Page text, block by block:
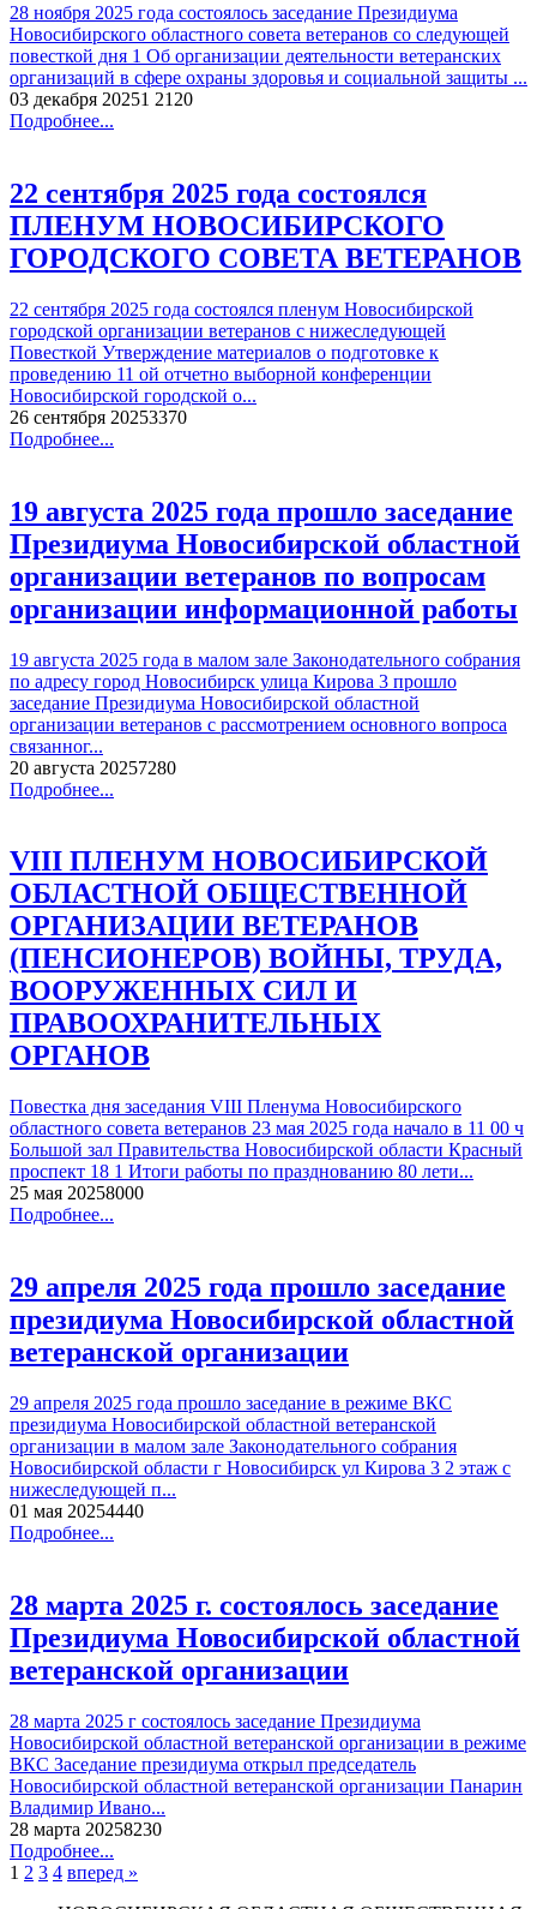
28 ноября 2025 года состоялось заседание Президиума
Новосибирского областного совета ветеранов со следующей
повесткой дня 1 Об организации деятельности ветеранских
организаций в сфере охраны здоровья и социальной защиты ...
03 декабря 20251 2120
Подробнее...
22 сентября 2025 года состоялся
ПЛЕНУМ НОВОСИБИРСКОГО
ГОРОДСКОГО СОВЕТА ВЕТЕРАНОВ
22 сентября 2025 года состоялся пленум Новосибирской
городской организации ветеранов с нижеследующей
Повесткой Утверждение материалов о подготовке к
проведению 11 ой отчетно выборной конференции
Новосибирской городской о...
26 сентября 20253370
Подробнее...
19 августа 2025 года прошло заседание
Президиума Новосибирской областной
организации ветеранов по вопросам
организации информационной работы
19 августа 2025 года в малом зале Законодательного собрания
по адресу город Новосибирск улица Кирова 3 прошло
заседание Президиума Новосибирской областной
организации ветеранов с рассмотрением основного вопроса
связанног...
20 августа 20257280
Подробнее...
VIII ПЛЕНУМ НОВОСИБИРСКОЙ
ОБЛАСТНОЙ ОБЩЕСТВЕННОЙ
ОРГАНИЗАЦИИ ВЕТЕРАНОВ
(ПЕНСИОНЕРОВ) ВОЙНЫ, ТРУДА,
ВООРУЖЕННЫХ СИЛ И
ПРАВООХРАНИТЕЛЬНЫХ
ОРГАНОВ
Повестка дня заседания VIII Пленума Новосибирского
областного совета ветеранов 23 мая 2025 года начало в 11 00 ч
Большой зал Правительства Новосибирской области Красный
проспект 18 1 Итоги работы по празднованию 80 лети...
25 мая 20258000
Подробнее...
29 апреля 2025 года прошло заседание
президиума Новосибирской областной
ветеранской организации
29 апреля 2025 года прошло заседание в режиме ВКС
президиума Новосибирской областной ветеранской
организации в малом зале Законодательного собрания
Новосибирской области г Новосибирск ул Кирова 3 2 этаж с
нижеследующей п...
01 мая 20254440
Подробнее...
28 марта 2025 г. состоялось заседание
Президиума Новосибирской областной
ветеранской организации
28 марта 2025 г состоялось заседание Президиума
Новосибирской областной ветеранской организации в режиме
ВКС Заседание президиума открыл председатель
Новосибирской областной ветеранской организации Панарин
Владимир Ивано...
28 марта 20258230
Подробнее...
1 2 3 4 вперед »